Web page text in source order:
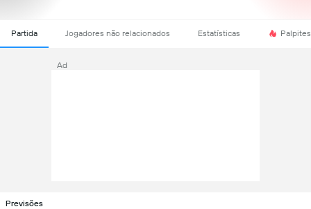
Partida Jogadores não relacionados Estatísticas Palpites
Ad
Previsões